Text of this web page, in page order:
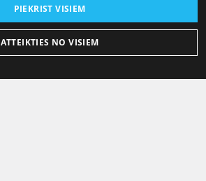
PIEKRIST VISIEM
ATTEIKTIES NO VISIEM